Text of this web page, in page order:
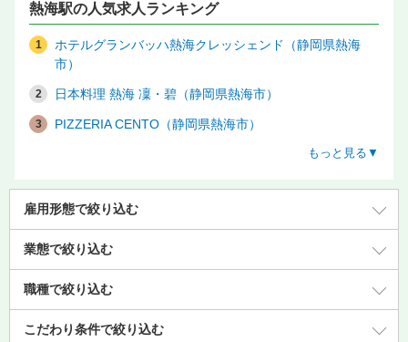
熱海駅の人気求人ランキング
ホテルグランバッハ熱海クレッシェンド（静岡県熱海
市）
日本料理 熱海 凜・碧（静岡県熱海市）
PIZZERIA CENTO（静岡県熱海市）
もっと見る▼
雇用形態で絞り込む
業態で絞り込む
職種で絞り込む
こだわり条件で絞り込む